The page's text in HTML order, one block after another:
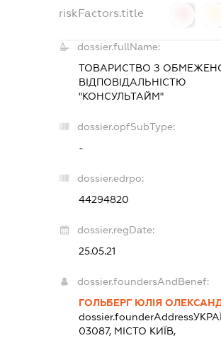
riskFactors.title
dossier.fullName:
ТОВАРИСТВО З
ВІДПОВІДАЛЬНІСТЮ
"КОНСУЛЬТАЙМ"
dossier.opfSubType:
-
dossier.edrpo:
44294820
dossier.regDate:
25.05.21
dossier.foundersAndBenef:
ГОЛЬБЕРГ ЮЛІЯ
dossier.founderAddress
03087, МІСТО КИЇВ,